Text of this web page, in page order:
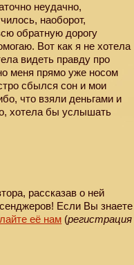
неудачно,
наоборот,
обратную дорогу
Вот как я не хотела
видеть правду про
меня прямо уже носом
сбылся сон и мои
что взяли деньгами и
хотела бы услышать
рассказав о ней
Если Вы знаете
её нам (регистрация